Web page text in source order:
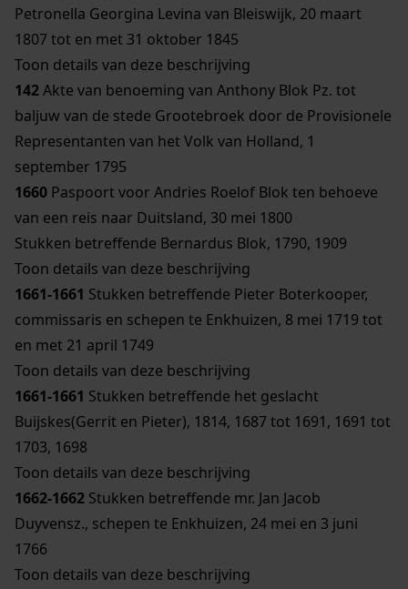
Petronella Georgina Levina van Bleiswijk, 20 maart
1807 tot en met 31 oktober 1845
Toon details van deze beschrijving
142Akte van benoeming van Anthony Blok Pz. tot
baljuw van de stede Grootebroek door de Provisionele
Representanten van het Volk van Holland, 1
september 1795
1660 Paspoort voor Andries Roelof Blok ten behoeve
van een reis naar Duitsland, 30 mei 1800
Stukken betreffende Bernardus Blok, 1790, 1909
Toon details van deze beschrijving
1661-1661 Stukken betreffende Pieter Boterkooper,
commissaris en schepen te Enkhuizen, 8 mei 1719 tot
en met 21 april 1749
Toon details van deze beschrijving
1661-1661 Stukken betreffende het geslacht
Buijskes(Gerrit en Pieter), 1814, 1687 tot 1691, 1691 tot
1703, 1698
Toon details van deze beschrijving
1662-1662 Stukken betreffende mr. Jan Jacob
Duyvensz., schepen te Enkhuizen, 24 mei en 3 juni
1766
Toon details van deze beschrijving